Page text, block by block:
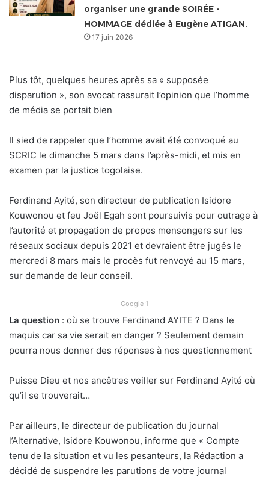
organiser une grande SOIRÉE -
HOMMAGE dédiée à Eugène ATIGAN.
17 juin 2026
Plus tôt, quelques heures après sa « supposée
disparution », son avocat rassurait l’opinion que l’homme
de média se portait bien
Il sied de rappeler que l’homme avait été convoqué au
SCRIC le dimanche 5 mars dans l’après-midi, et mis en
examen par la justice togolaise.
Ferdinand Ayité, son directeur de publication Isidore
Kouwonou et feu Joël Egah sont poursuivis pour outrage à
l’autorité et propagation de propos mensongers sur les
réseaux sociaux depuis 2021 et devraient être jugés le
mercredi 8 mars mais le procès fut renvoyé au 15 mars,
sur demande de leur conseil.
Google 1
La question : où se trouve Ferdinand AYITE ? Dans le
maquis car sa vie serait en danger ? Seulement demain
pourra nous donner des réponses à nos questionnement
Puisse Dieu et nos ancêtres veiller sur Ferdinand Ayité où
qu’il se trouverait…
Par ailleurs, le directeur de publication du journal
l’Alternative, Isidore Kouwonou, informe que « Compte
tenu de la situation et vu les pesanteurs, la Rédaction a
décidé de suspendre les parutions de votre journal